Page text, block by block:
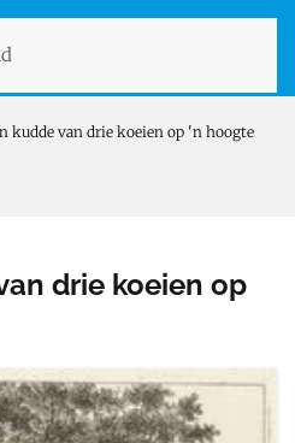
kudde van drie koeien op 'n hoogte
drie koeien op